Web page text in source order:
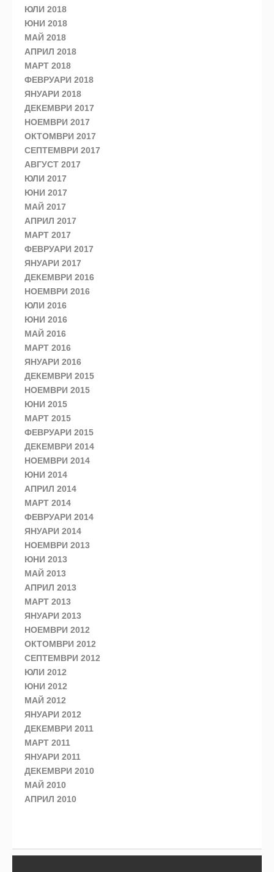
ЮЛИ 2018
ЮНИ 2018
МАЙ 2018
АПРИЛ 2018
МАРТ 2018
ФЕВРУАРИ 2018
ЯНУАРИ 2018
ДЕКЕМВРИ 2017
НОЕМВРИ 2017
ОКТОМВРИ 2017
СЕПТЕМВРИ 2017
АВГУСТ 2017
ЮЛИ 2017
ЮНИ 2017
МАЙ 2017
АПРИЛ 2017
МАРТ 2017
ФЕВРУАРИ 2017
ЯНУАРИ 2017
ДЕКЕМВРИ 2016
НОЕМВРИ 2016
ЮЛИ 2016
ЮНИ 2016
МАЙ 2016
МАРТ 2016
ЯНУАРИ 2016
ДЕКЕМВРИ 2015
НОЕМВРИ 2015
ЮНИ 2015
МАРТ 2015
ФЕВРУАРИ 2015
ДЕКЕМВРИ 2014
НОЕМВРИ 2014
ЮНИ 2014
АПРИЛ 2014
МАРТ 2014
ФЕВРУАРИ 2014
ЯНУАРИ 2014
НОЕМВРИ 2013
ЮНИ 2013
МАЙ 2013
АПРИЛ 2013
МАРТ 2013
ЯНУАРИ 2013
НОЕМВРИ 2012
ОКТОМВРИ 2012
СЕПТЕМВРИ 2012
ЮЛИ 2012
ЮНИ 2012
МАЙ 2012
ЯНУАРИ 2012
ДЕКЕМВРИ 2011
МАРТ 2011
ЯНУАРИ 2011
ДЕКЕМВРИ 2010
МАЙ 2010
АПРИЛ 2010